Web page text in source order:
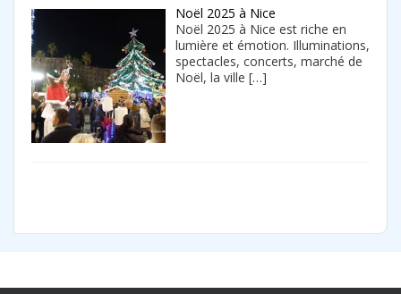
Noël 2025 à Nice
Noël 2025 à Nice est riche en
lumière et émotion. Illuminations,
spectacles, concerts, marché de
Noël, la ville […]